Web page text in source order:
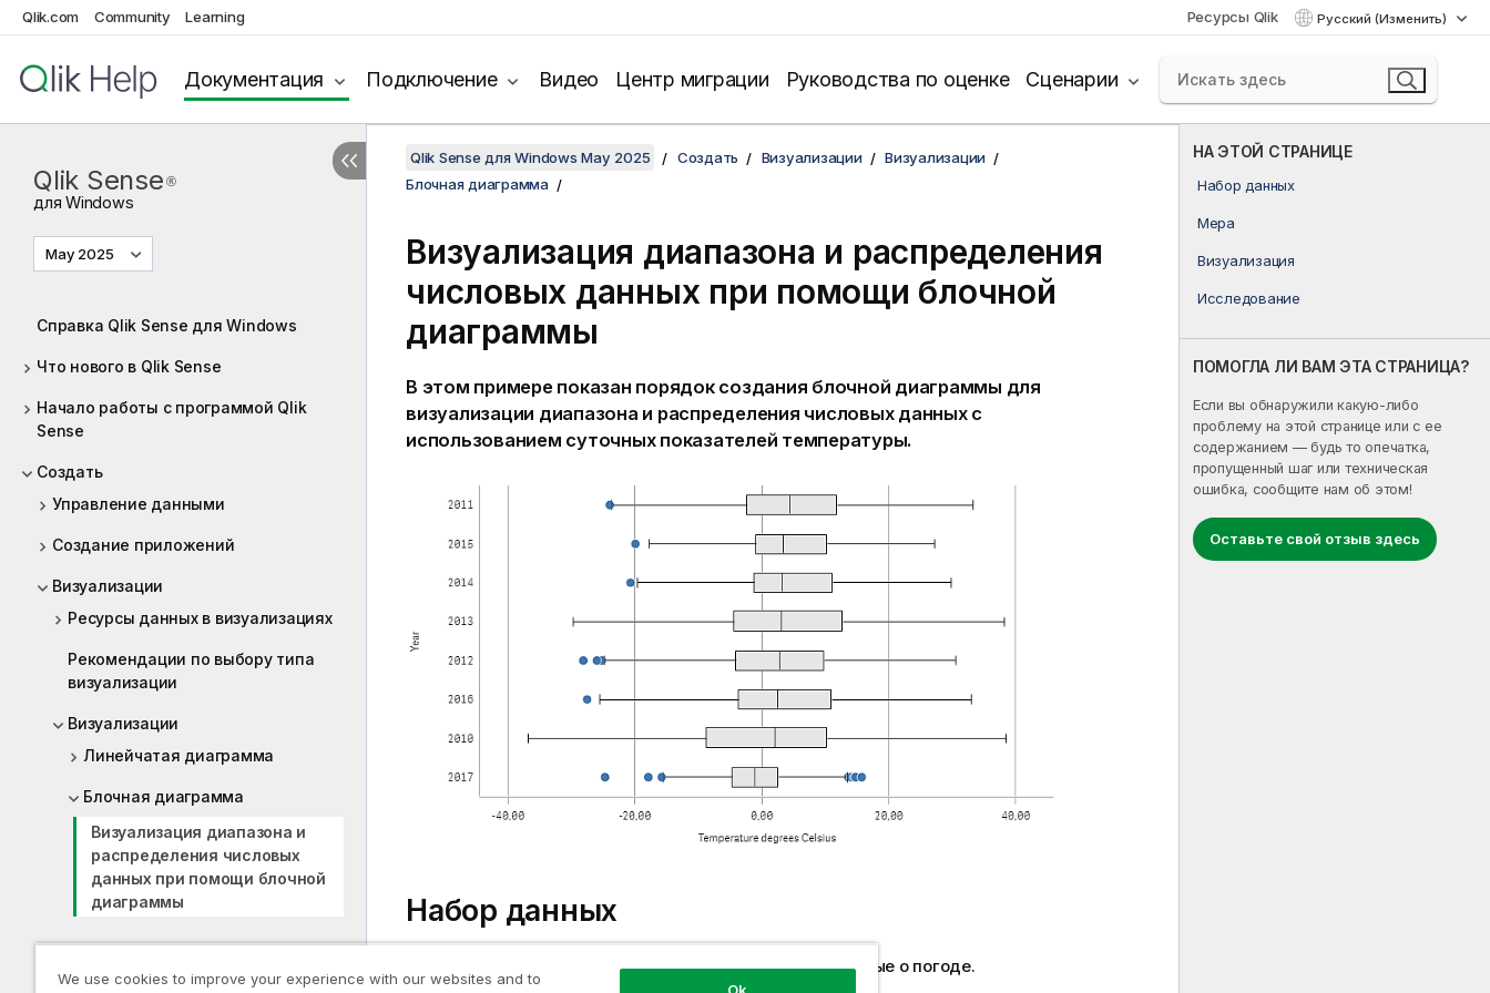
Qlik.com Community Learning Ресурсы Qlik Русский (Изменить)
Документация Подключение Видео Центр миграции Руководства по оценке Сценарии
Qlik Sense ®
для Windows
May 2025
Справка Qlik Sense для Windows
Что нового в Qlik Sense
Начало работы с программой Qlik
Sense
Создать
Управление данными
Создание приложений
Визуализации
Ресурсы данных в визуализациях
Рекомендации по выбору типа
визуализации
Визуализации
Линейчатая диаграмма
Блочная диаграмма
Визуализация диапазона и
распределения числовых
данных при помощи блочной
диаграммы
НА ЭТОЙ СТРАНИЦЕ
Набор данных
Мера
Визуализация
Исследование
ПОМОГЛА ЛИ ВАМ ЭТА СТРАНИЦА?
Если вы обнаружили какую-либо
проблему на этой странице или с ее
содержанием — будь то опечатка,
пропущенный шаг или техническая
ошибка, сообщите нам об этом!
Оставьте свой отзыв здесь
Qlik Sense для Windows May 2025 Создать Визуализации
Визуализации
Блочная диаграмма
Визуализация диапазона и распределения
числовых данных при помощи блочной
диаграммы
В этом примере показан порядок создания блочной диаграммы для
визуализации диапазона и распределения числовых данных с
использованием суточных показателей температуры.
Набор данных
В этом примере будут использоваться следующие данные о погоде.
We use cookies to improve your experience with our websites and to